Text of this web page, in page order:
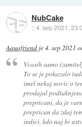
NubCake
::4. sep 2021,
Aquafriend je4. sep 2021
Vcasih samo
To se je pokazalo
imel nekaj novic o
prodajal
prepricani, da je
preprican da zdaj
indici, kdo naj bi